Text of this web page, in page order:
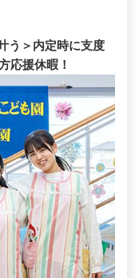
う＞内定時に支度
応援休暇！